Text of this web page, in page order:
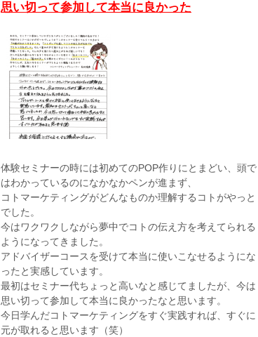
思い切って参加して本当に良かった
体験セミナーの時には初めてのPOP作りにとまどい、頭で
はわかっているのになかなかペンが進まず、
コトマーケティングがどんなものか理解するコトがやっと
でした。
今はワクワクしながら夢中でコトの伝え方を考えてられる
ようになってきました。
アドバイザーコースを受けて本当に使いこなせるようにな
ったと実感しています。
最初はセミナー代ちょっと高いなと感じてましたが、今は
思い切って参加して本当に良かったなと思います。
今日学んだコトマーケティングをすぐ実践すれば、すぐに
元が取れると思います（笑）